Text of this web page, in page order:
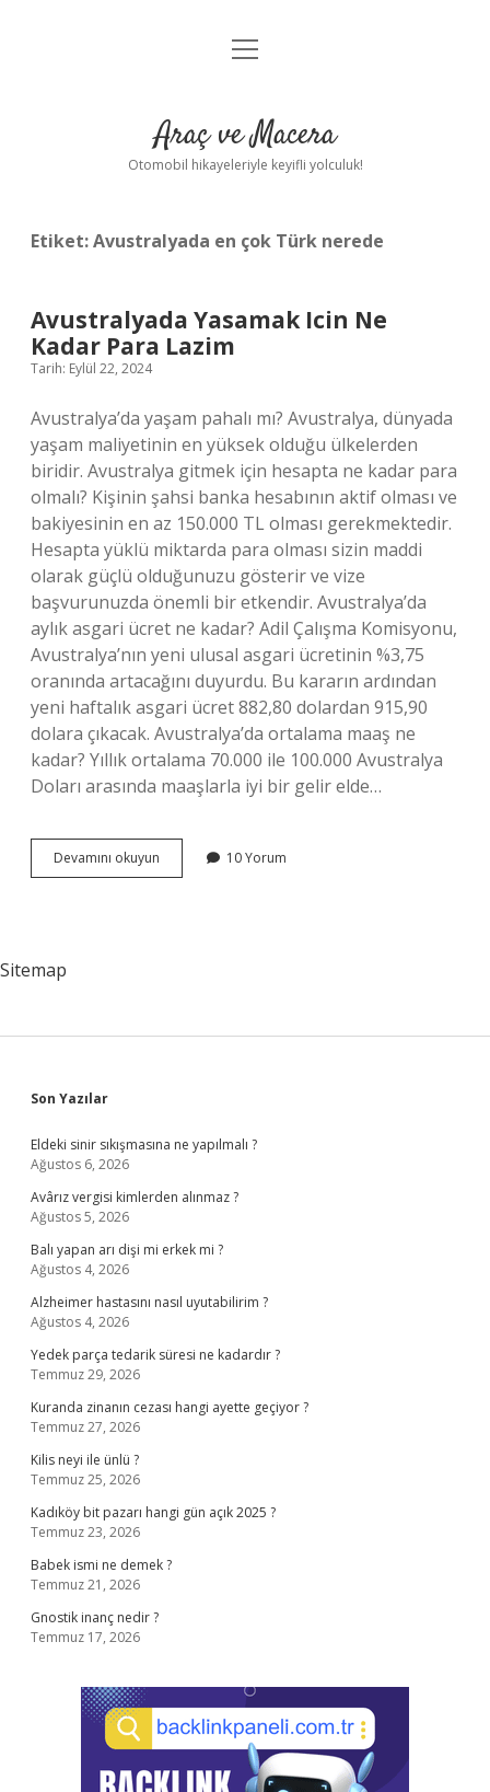
Anasayfa
Yasal Uyarı
menüyü
Araç ve Macera
Otomobil hikayeleriyle keyifli yolculuk!
Etiket:Avustralyada en çok Türk nerede
Avustralyada Yasamak Icin Ne
Kadar Para Lazim
Tarih: Eylül 22, 2024
Avustralya’da yaşam pahalı mı? Avustralya, dünyada
yaşam maliyetinin en yüksek olduğu ülkelerden
biridir. Avustralya gitmek için hesapta ne kadar para
olmalı? Kişinin şahsi banka hesabının aktif olması ve
bakiyesinin en az 150.000 TL olması gerekmektedir.
Hesapta yüklü miktarda para olması sizin maddi
olarak güçlü olduğunuzu gösterir ve vize
başvurunuzda önemli bir etkendir. Avustralya’da
aylık asgari ücret ne kadar? Adil Çalışma Komisyonu,
Avustralya’nın yeni ulusal asgari ücretinin %3,75
oranında artacağını duyurdu. Bu kararın ardından
yeni haftalık asgari ücret 882,80 dolardan 915,90
dolara çıkacak. Avustralya’da ortalama maaş ne
kadar? Yıllık ortalama 70.000 ile 100.000 Avustralya
Doları arasında maaşlarla iyi bir gelir elde…
Devamını okuyun Avustralyada
Yasamak
10 Yorum
Sitemap
Sidebar
Son Yazılar
Eldeki sinir sıkışmasına ne yapılmalı ?
Ağustos 6, 2026
Avârız vergisi kimlerden alınmaz ?
Ağustos 5, 2026
Balı yapan arı dişi mi erkek mi ?
Ağustos 4, 2026
Alzheimer hastasını nasıl uyutabilirim ?
Ağustos 4, 2026
Yedek parça tedarik süresi ne kadardır ?
Temmuz 29, 2026
Kuranda zinanın cezası hangi ayette geçiyor ?
Temmuz 27, 2026
Kilis neyi ile ünlü ?
Temmuz 25, 2026
Kadıköy bit pazarı hangi gün açık 2025 ?
Temmuz 23, 2026
Babek ismi ne demek ?
Temmuz 21, 2026
Gnostik inanç nedir ?
Temmuz 17, 2026